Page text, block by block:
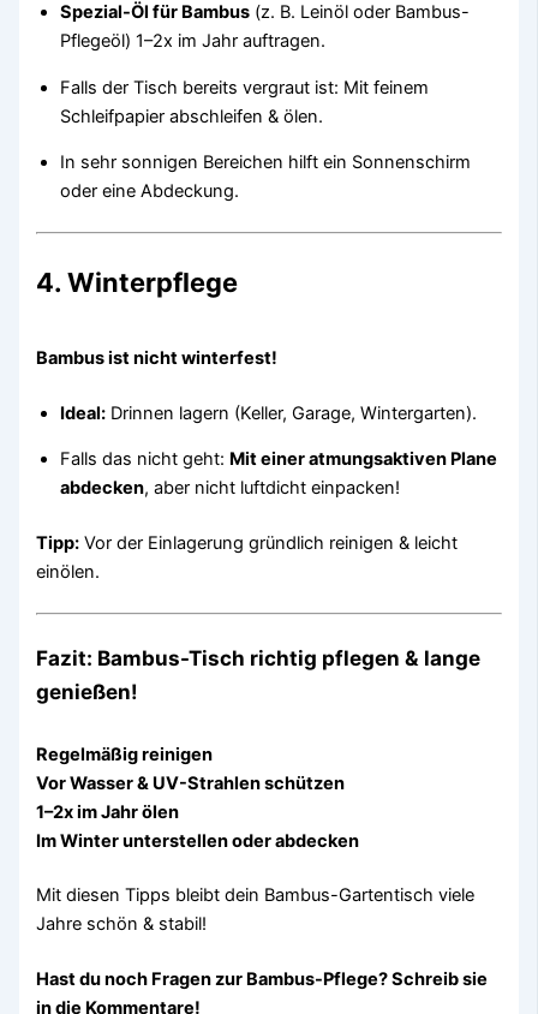
Spezial-Öl für Bambus (z. B. Leinöl oder Bambus-
Pflegeöl) 1–2x im Jahr auftragen.
Falls der Tisch bereits vergraut ist: Mit feinem
Schleifpapier abschleifen & ölen.
In sehr sonnigen Bereichen hilft ein Sonnenschirm
oder eine Abdeckung.
4. Winterpflege
Bambus ist nicht winterfest!
Ideal: Drinnen lagern (Keller, Garage, Wintergarten).
Falls das nicht geht: Mit einer atmungsaktiven Plane
abdecken, aber nicht luftdicht einpacken!
Tipp: Vor der Einlagerung gründlich reinigen & leicht
einölen.
Fazit: Bambus-Tisch richtig pflegen & lange
genießen!
Regelmäßig reinigen
Vor Wasser & UV-Strahlen schützen
1–2x im Jahr ölen
Im Winter unterstellen oder abdecken
Mit diesen Tipps bleibt dein Bambus-Gartentisch viele
Jahre schön & stabil!
Hast du noch Fragen zur Bambus-Pflege? Schreib sie
in die Kommentare!